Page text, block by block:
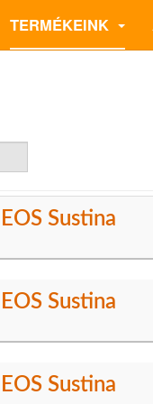
TERMÉKEINK
Sustina
Sustina
Sustina